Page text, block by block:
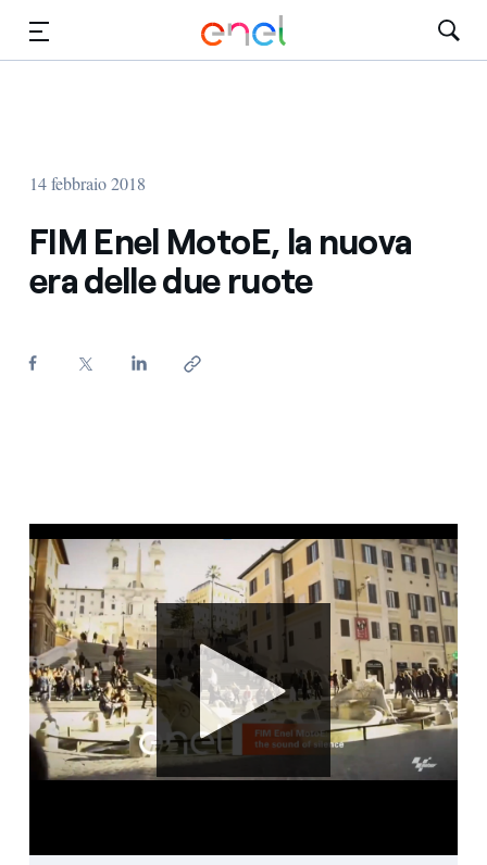
14 febbraio 2018
FIM Enel MotoE, la nuova
era delle due ruote